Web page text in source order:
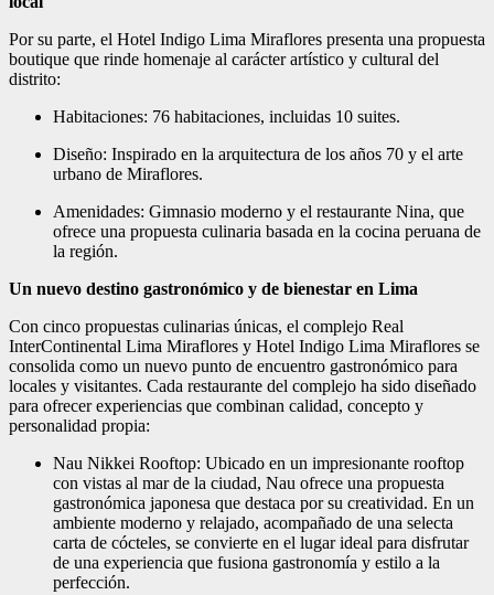
Por su parte, el Hotel Indigo Lima Miraflores presenta una propuesta
boutique que rinde homenaje al carácter artístico y cultural del
distrito:
Habitaciones: 76 habitaciones, incluidas 10 suites.
Diseño: Inspirado en la arquitectura de los años 70 y el arte
urbano de Miraflores.
Amenidades: Gimnasio moderno y el restaurante Nina, que
ofrece una propuesta culinaria basada en la cocina peruana de
la región.
Un nuevo destino gastronómico y de bienestar en Lima
Con cinco propuestas culinarias únicas, el complejo Real
InterContinental Lima Miraflores y Hotel Indigo Lima Miraflores se
consolida como un nuevo punto de encuentro gastronómico para
locales y visitantes. Cada restaurante del complejo ha sido diseñado
para ofrecer experiencias que combinan calidad, concepto y
personalidad propia:
Nau Nikkei Rooftop: Ubicado en un impresionante rooftop
con vistas al mar de la ciudad, Nau ofrece una propuesta
gastronómica japonesa que destaca por su creatividad. En un
ambiente moderno y relajado, acompañado de una selecta
carta de cócteles, se convierte en el lugar ideal para disfrutar
de una experiencia que fusiona gastronomía y estilo a la
perfección.